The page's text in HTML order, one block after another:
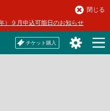
）９月申込可能日のお知らせ
閉じる
チケット購入